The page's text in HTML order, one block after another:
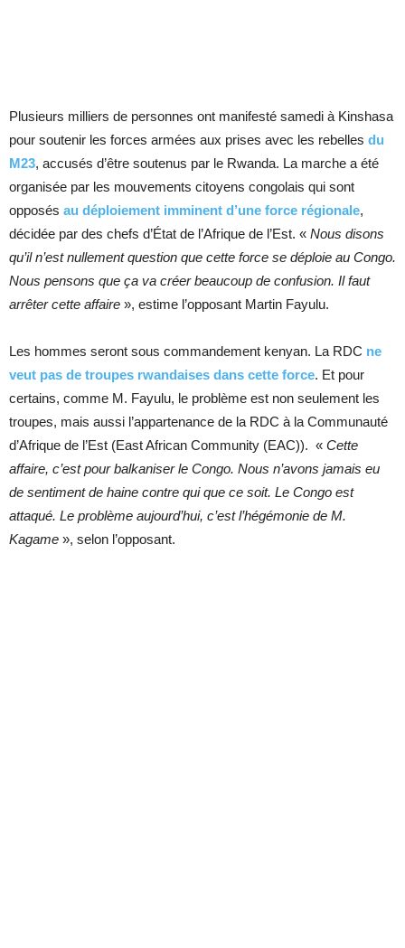
Plusieurs milliers de personnes ont manifesté samedi à Kinshasa
pour soutenir les forces armées aux prises avec les rebelles du
M23, accusés d’être soutenus par le Rwanda. La marche a été
organisée par les mouvements citoyens congolais qui sont
opposés au déploiement imminent d’une force régionale,
décidée par des chefs d’État de l’Afrique de l’Est. « Nous disons
qu’il n’est nullement question que cette force se déploie au Congo.
Nous pensons que ça va créer beaucoup de confusion. Il faut
arrêter cette affaire », estime l’opposant Martin Fayulu.
Les hommes seront sous commandement kenyan. La RDC ne
veut pas de troupes rwandaises dans cette force. Et pour
certains, comme M. Fayulu, le problème est non seulement les
troupes, mais aussi l’appartenance de la RDC à la Communauté
d’Afrique de l’Est (East African Community (EAC)). « Cette
affaire, c’est pour balkaniser le Congo. Nous n’avons jamais eu
de sentiment de haine contre qui que ce soit. Le Congo est
attaqué. Le problème aujourd’hui, c’est l’hégémonie de M.
Kagame », selon l’opposant.